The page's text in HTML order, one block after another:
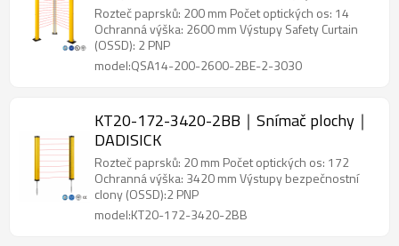
DADISICK
Rozteč paprsků: 200 mm Počet optických os: 14
Ochranná výška: 2600 mm Výstupy Safety Curtain
(OSSD): 2 PNP
model:QSA14-200-2600-2BE-2-3030
KT20-172-3420-2BB｜Snímač plochy｜
DADISICK
Rozteč paprsků: 20 mm Počet optických os: 172
Ochranná výška: 3420 mm Výstupy bezpečnostní
clony (OSSD):2 PNP
model:KT20-172-3420-2BB